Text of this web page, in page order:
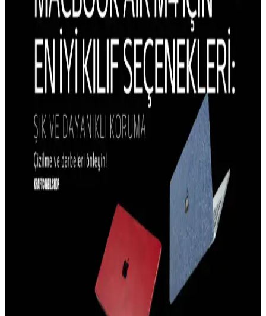
Trendleri Güncel Modellerle
iPhone 15 Pro kılıflarının estetik tasarım özellikleri, malzeme ve
renk seçenekleriyle kullanıcıların beklentilerini karşılar, koruma ve
şıklık sağlar.
iPhone 14 Plus Kılıf Trendleri ve Güncel Tasarım
Özellikleri Analizi
iPhone 14 Plus kılıf trendleri, dayanıklılık, şıklık ve fonksiyonellik
odaklı tasarımlarla öne çıkıyor. Malzeme seçimleri ve kullanıcı
beklentileri doğrultusunda en uygun seçenekleri keşfedin.
iPhone 14 Plus için En İyi Dayanıklı ve Estetik Kılıf
Tavsiyeleri
İPhone 14 Plus için dayanıklı, şık ve koruma sağlayan kılıf
önerileriyle cihazınızı güvenle kullanın, malzeme ve tasarım
seçenekleriyle kişisel tarzınıza uygun modelleri keşfedin.
iPhone 15 Pro Kamera Koruma Kılıfları: Tasarım
iPhone 15 Pro için tasarlanan kamera koruma kılıfları, lensleri
çizilmelere ve darbelere karşı korurken, hafif ve estetik yapısıyla
kullanım kolaylığı sağlar.